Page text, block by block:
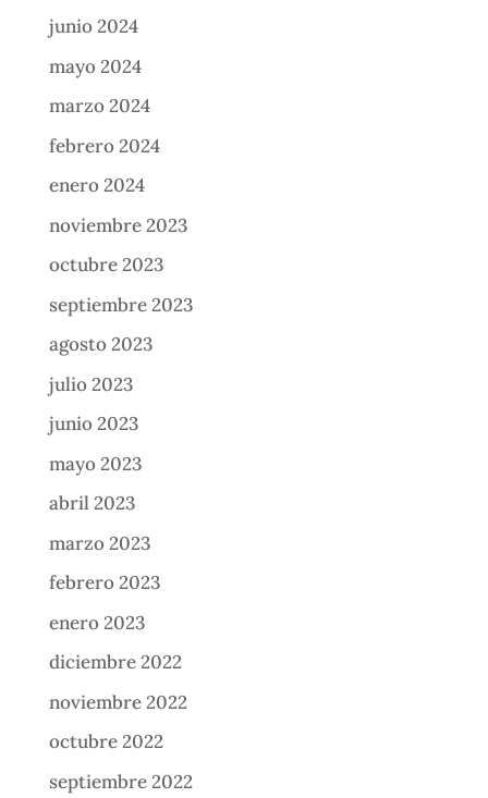
junio 2024
mayo 2024
marzo 2024
febrero 2024
enero 2024
noviembre 2023
octubre 2023
septiembre 2023
agosto 2023
julio 2023
junio 2023
mayo 2023
abril 2023
marzo 2023
febrero 2023
enero 2023
diciembre 2022
noviembre 2022
octubre 2022
septiembre 2022